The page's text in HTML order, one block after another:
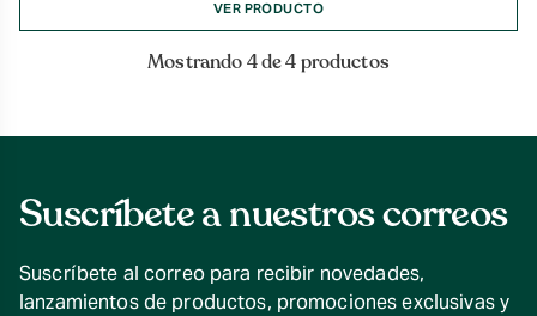
VER PRODUCTO
Mostrando 4 de 4 productos
Suscríbete a nuestros correos
Suscríbete al correo para recibir novedades,
lanzamientos de productos, promociones exclusivas y